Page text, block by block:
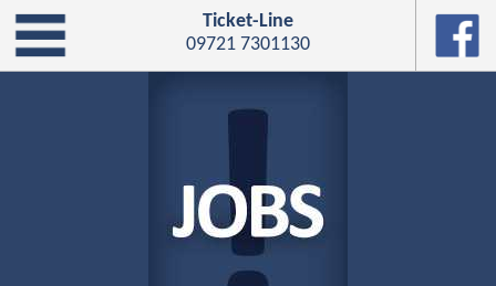
Ticket-Line
09721 7301130